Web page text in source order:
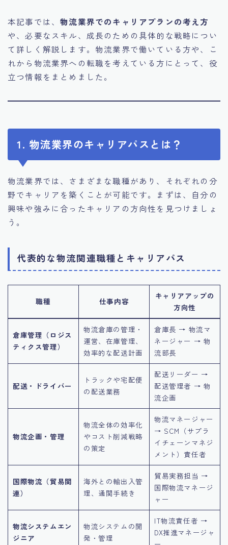
本記事では、物流業界でのキャリアプランの考え方
や、必要なスキル、成長のための具体的な戦略につい
て詳しく解説します。物流業界で働いている方や、こ
れから物流業界への転職を考えている方にとって、役
立つ情報をまとめました。
1. 物流業界のキャリアパスとは？
物流業界では、さまざまな職種があり、それぞれの分
野でキャリアを築くことが可能です。まずは、自分の
興味や強みに合ったキャリアの方向性を見つけましょ
う。
代表的な物流関連職種とキャリアパス
職種 仕事内容
キャリアアップの
方向性
倉庫管理（ロジス
ティクス管理）
物流倉庫の管理・
運営、在庫管理、
効率的な配送計画
倉庫長 → 物流マ
ネージャー → 物
流部長
配送・ドライバー
トラックや宅配便
の配送業務
配送リーダー →
配送管理者 → 物
流企画
物流企画・管理
物流全体の効率化
やコスト削減戦略
の策定
物流マネージャー
→ SCM（サプラ
イチェーンマネジ
メント）責任者
国際物流（貿易関
連）
海外との輸出入管
理、通関手続き
貿易実務担当 →
国際物流マネージ
ャー
物流システムエン
ジニア
物流システムの開
発・管理
IT物流責任者 →
DX推進マネージャ